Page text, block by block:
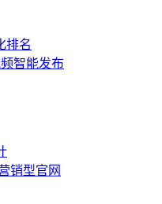
排名
智能发布
销型官网